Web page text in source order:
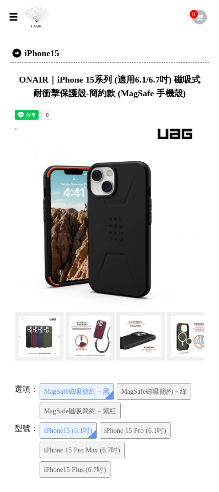
0
iPhone15
ONAIR｜iPhone 15系列 (適用6.1/6.7吋) 磁吸式
耐衝擊保護殼-簡約款 (MagSafe 手機殼)
選項： MagSafe磁吸簡約－黑 MagSafe磁吸簡約－綠
MagSafe磁吸簡約－紫紅
型號： iPhone15 (6.1吋) iPhone 15 Pro (6.1吋)
iPhone 15 Pro Max (6.7吋)
iPhone15 Plus (6.7吋)